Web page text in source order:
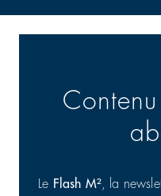
Le Flash M², la